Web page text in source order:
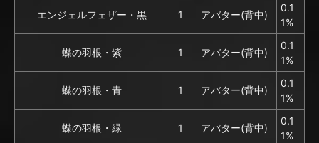
エンジェルフェザー・黒 1 アバター(背中)
0.1
1%
蝶の羽根・紫 1 アバター(背中)
0.1
1%
蝶の羽根・青 1 アバター(背中)
0.1
1%
蝶の羽根・緑 1 アバター(背中)
0.1
1%